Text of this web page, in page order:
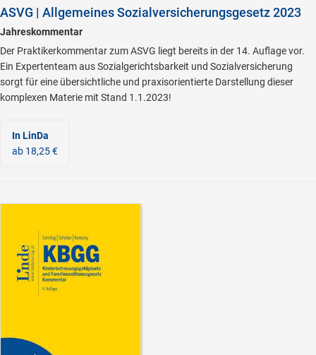
ASVG | Allgemeines Sozialversicherungsgesetz 2023
Jahreskommentar
Der Praktikerkommentar zum ASVG liegt bereits in der 14. Auflage vor.
Ein Expertenteam aus Sozialgerichtsbarkeit und Sozialversicherung
sorgt für eine übersichtliche und praxisorientierte Darstellung dieser
komplexen Materie mit Stand 1.1.2023!
In LinDa
ab 18,25 €